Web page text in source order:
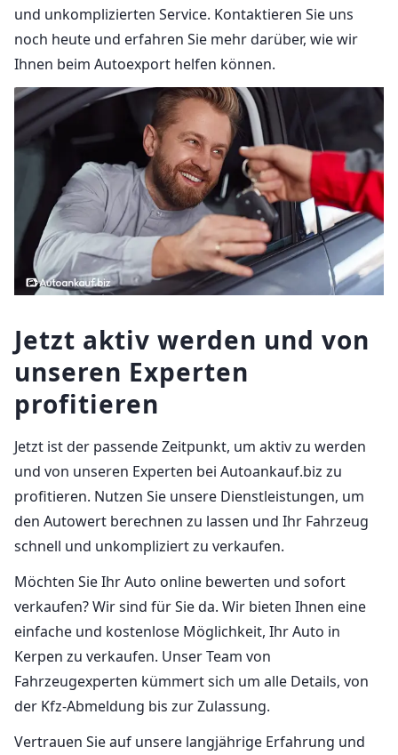
und unkomplizierten Service. Kontaktieren Sie uns
noch heute und erfahren Sie mehr darüber, wie wir
Ihnen beim Autoexport helfen können.
Jetzt aktiv werden und von
unseren Experten
profitieren
Jetzt ist der passende Zeitpunkt, um aktiv zu werden
und von unseren Experten bei Autoankauf.biz zu
profitieren. Nutzen Sie unsere Dienstleistungen, um
den Autowert berechnen zu lassen und Ihr Fahrzeug
schnell und unkompliziert zu verkaufen.
Möchten Sie Ihr Auto online bewerten und sofort
verkaufen? Wir sind für Sie da. Wir bieten Ihnen eine
einfache und kostenlose Möglichkeit, Ihr Auto in
Kerpen zu verkaufen. Unser Team von
Fahrzeugexperten kümmert sich um alle Details, von
der Kfz-Abmeldung bis zur Zulassung.
Vertrauen Sie auf unsere langjährige Erfahrung und